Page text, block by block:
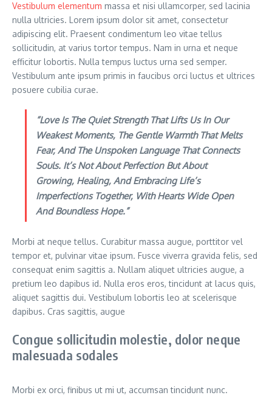
Vestibulum elementum massa et nisi ullamcorper, sed lacinia
nulla ultricies. Lorem ipsum dolor sit amet, consectetur
adipiscing elit. Praesent condimentum leo vitae tellus
sollicitudin, at varius tortor tempus. Nam in urna et neque
efficitur lobortis. Nulla tempus luctus urna sed semper.
Vestibulum ante ipsum primis in faucibus orci luctus et ultrices
posuere cubilia curae.
“Love Is The Quiet Strength That Lifts Us In Our
Weakest Moments, The Gentle Warmth That Melts
Fear, And The Unspoken Language That Connects
Souls. It’s Not About Perfection But About
Growing, Healing, And Embracing Life’s
Imperfections Together, With Hearts Wide Open
And Boundless Hope.”
Morbi at neque tellus. Curabitur massa augue, porttitor vel
tempor et, pulvinar vitae ipsum. Fusce viverra gravida felis, sed
consequat enim sagittis a. Nullam aliquet ultricies augue, a
pretium leo dapibus id. Nulla eros eros, tincidunt at lacus quis,
aliquet sagittis dui. Vestibulum lobortis leo at scelerisque
dapibus. Cras sagittis, augue
Congue sollicitudin molestie, dolor neque
malesuada sodales
Morbi ex orci, finibus ut mi ut, accumsan tincidunt nunc.